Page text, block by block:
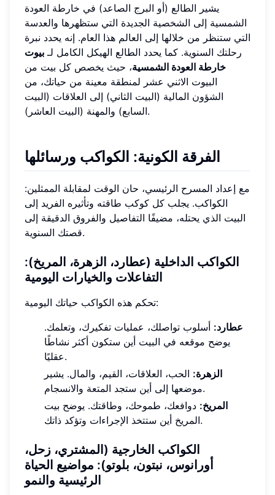
يشير الطالع (أو البرج الصاعد) في خارطة العودة
الشمسية إلى الشخصية الجديدة التي ستظهرها والعدسة
التي ستنظر من خلالها إلى العالم هذا العام. إنه يحدد نبرة
رحلتك السنوية. كما يحدد الطالع الهيكل الكامل لـ بيوت
خارطة العودة الشمسية، حيث يخصص كل بيت من
البيوت الاثني عشر لمنطقة معينة من حياتك، من
الشؤون المالية (البيت الثاني) إلى العلاقات (البيت
السابع) والمهنة (البيت العاشر).
الفرقة الكونية: الكواكب ورسائلها
مع إعداد المسرح الرئيسي، حان الوقت لمقابلة الممثلين:
الكواكب. يجلب كل كوكب طاقته وتأثيره الفريد إلى
البيت الذي يحتله، مضيفًا التفاصيل والفروق الدقيقة إلى
قصتك السنوية.
الكواكب الداخلية (عطارد، الزهرة، المريخ):
التفاعلات والخيارات اليومية
تحكم هذه الكواكب حياتك اليومية:
عطارد: أسلوب تواصلك، عمليات تفكيرك، وتعلمك.
يوضح موقعه في البيت أين ستكون أكثر نشاطًا
عقليًا.
الزهرة: الحب، العلاقات، القيم، والمال. يشير
موضعها إلى أين ستجد المتعة والانسجام.
المريخ: دوافعك، طموحك، وطاقتك. يوضح بيت
المريخ أين ستتخذ الإجراءات وتؤكد ذاتك.
الكواكب الخارجية (المشتري، زحل،
أورانوس، نبتون، بلوتو): مواضيع الحياة
الرئيسية والنمو